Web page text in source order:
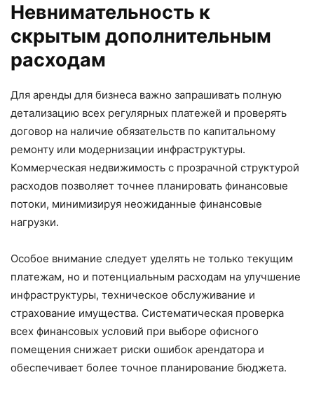
Невнимательность к
скрытым дополнительным
расходам
Для аренды для бизнеса важно запрашивать полную
детализацию всех регулярных платежей и проверять
договор на наличие обязательств по капитальному
ремонту или модернизации инфраструктуры.
Коммерческая недвижимость с прозрачной структурой
расходов позволяет точнее планировать финансовые
потоки, минимизируя неожиданные финансовые
нагрузки.
Особое внимание следует уделять не только текущим
платежам, но и потенциальным расходам на улучшение
инфраструктуры, техническое обслуживание и
страхование имущества. Систематическая проверка
всех финансовых условий при выборе офисного
помещения снижает риски ошибок арендатора и
обеспечивает более точное планирование бюджета.